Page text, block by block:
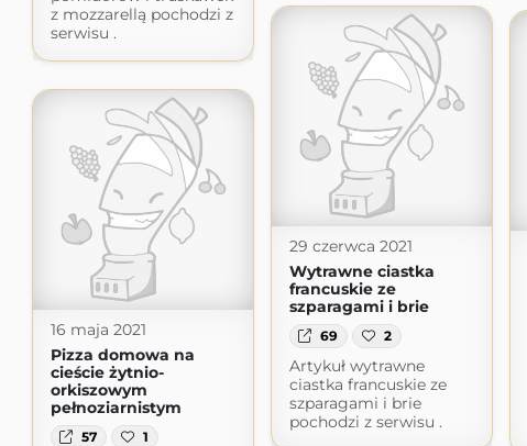
z mozzarellą pochodzi z
serwisu .
29 czerwca 2021
Wytrawne ciastka
francuskie ze
szparagami i brie
69 2
Artykuł wytrawne
ciastka francuskie ze
szparagami i brie
pochodzi z serwisu .
16 maja 2021
Pizza domowa na
cieście żytnio-
orkiszowym
pełnoziarnistym
57 1